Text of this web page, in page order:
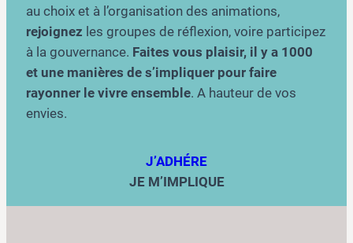
au choix et à l’organisation des animations,
rejoignez les groupes de réflexion, voire participez
à la gouvernance. Faites vous plaisir, il y a 1000
et une manières de s’impliquer pour faire
rayonner le vivre ensemble. A hauteur de vos
envies.
J’ADHÉRE
JE M’IMPLIQUE